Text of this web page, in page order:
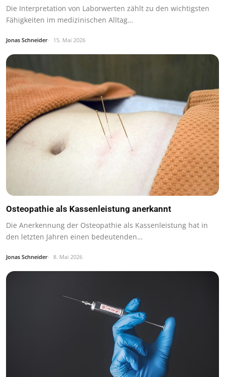
Die Interpretation von Laborwerten zählt zu den wichtigsten
Fähigkeiten im medizinischen Alltag…
Jonas Schneider 15. Mai 2026
Osteopathie als Kassenleistung anerkannt
Die Anerkennung der Osteopathie als Kassenleistung hat in
den letzten Jahren einen bedeutenden…
Jonas Schneider 8. Mai 2026